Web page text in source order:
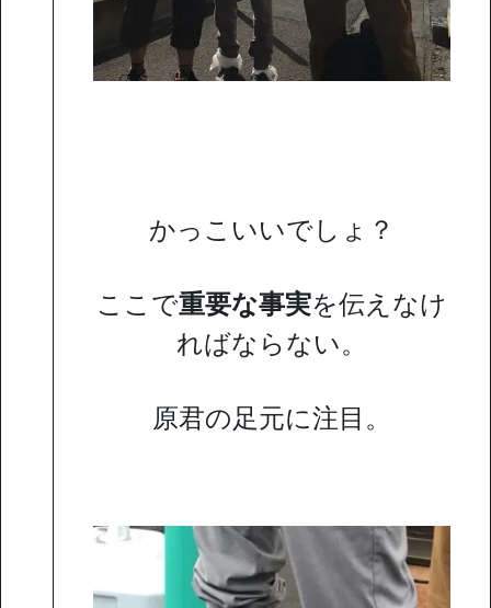
かっこいいでしょ？
ここで重要な事実を伝えなけ
ればならない。
原君の足元に注目。